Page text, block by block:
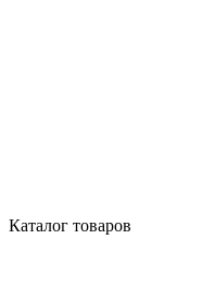
Каталог товаров